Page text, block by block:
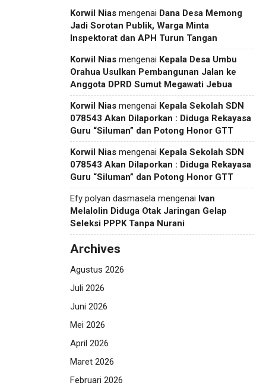
Korwil Nias mengenai Dana Desa Memong
Jadi Sorotan Publik, Warga Minta
Inspektorat dan APH Turun Tangan
Korwil Nias mengenai Kepala Desa Umbu
Orahua Usulkan Pembangunan Jalan ke
Anggota DPRD Sumut Megawati Jebua
Korwil Nias mengenai Kepala Sekolah SDN
078543 Akan Dilaporkan : Diduga Rekayasa
Guru “Siluman” dan Potong Honor GTT
Korwil Nias mengenai Kepala Sekolah SDN
078543 Akan Dilaporkan : Diduga Rekayasa
Guru “Siluman” dan Potong Honor GTT
Efy polyan dasmasela mengenai Ivan
Melalolin Diduga Otak Jaringan Gelap
Seleksi PPPK Tanpa Nurani
Archives
Agustus 2026
Juli 2026
Juni 2026
Mei 2026
April 2026
Maret 2026
Februari 2026